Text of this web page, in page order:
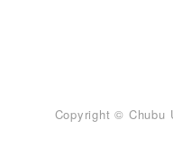
Copyright © Chubu